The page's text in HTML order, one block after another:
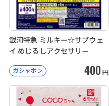
銀河特急 ミルキー☆サブウェ
イ めじるしアクセサリー
ガシャポン 400 円